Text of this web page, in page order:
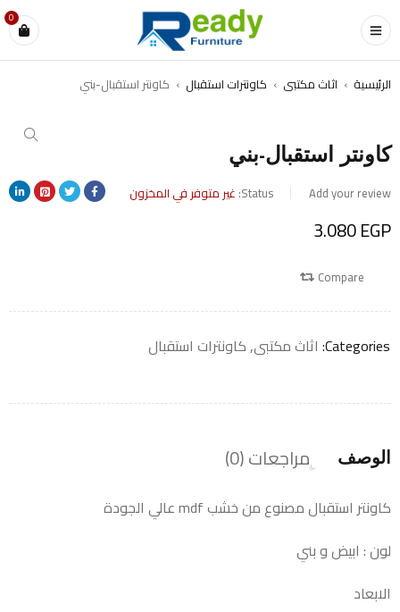
0
الرئيسية › اثاث مكتبى › كاونترات استقبال › كاونتر استقبال-بني
كاونتر استقبال-بني
Add your review
Status: غير متوفر في المخزون
3.080EGP
Compare
Categories: اثاث مكتبى,كاونترات استقبال
الوصف مراجعات (0)
كاونتر استقبال مصنوع من خشب mdf عالي الجودة
لون : ابيض و بني
الابعاد